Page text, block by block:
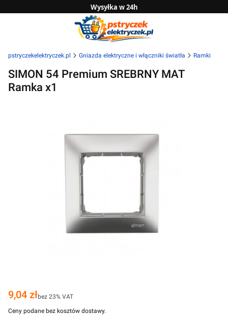
Wysyłka w 24h
Zwrot do 14 dni
Sprawdź naszą ofertę B2B
pstryczekelektryczek.pl Gniazda elektryczne i włączniki światła Ramki
SIMON 54 Premium SREBRNY MAT
Ramka x1
Cena
9,04 złbez 23% VAT
Ceny podane bez kosztów dostawy.